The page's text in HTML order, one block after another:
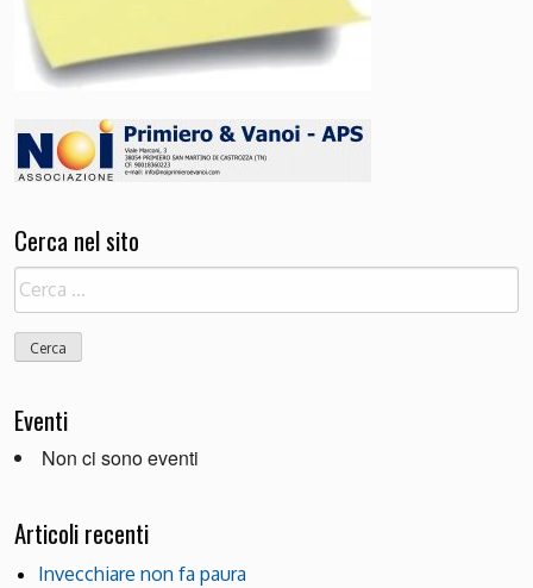
Cerca nel sito
Ricerca
per:
Eventi
Non ci sono eventi
Articoli recenti
Invecchiare non fa paura